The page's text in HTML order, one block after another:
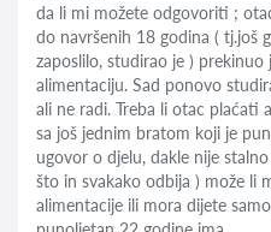
da li mi možete odgovoriti ;
do navršenih 18 godina ( tj.još
zaposlilo, studirao je )
alimentaciju. Sad ponovo
ali ne radi. Treba li otac plaćati
sa još jednim bratom koji je
ugovor o djelu, dakle nije
što in svakako odbija ) može li
alimentacije ili mora dijete